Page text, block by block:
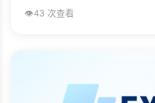
👁️43 次查看